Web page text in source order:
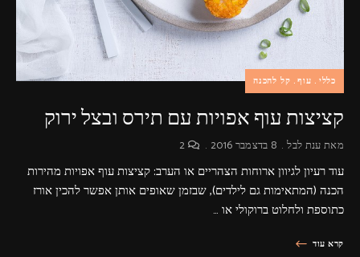
כללי עוף קל להכנה
קציצות עוף אפויות עם תירס ובצל ירוק
מאתענת לבל 8 בדצמבר 2016
עוד רעיון לגיוון ארוחות הצהריים או הערב: קציצות עוף אפויות מהירות
הכנה (המתאימות גם לילדים), שבזמן שאופים אותן אפשר להכין אורז
כתוספת ולחלוט ברוקולי או …
קרא עוד